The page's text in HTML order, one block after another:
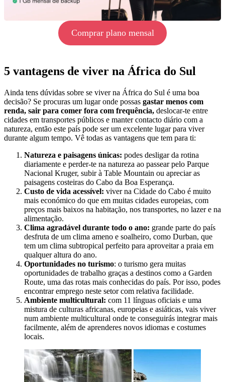
Comprar plano mensal
5 vantagens de viver na África do Sul
Ainda tens dúvidas sobre se viver na África do Sul é uma boa
decisão? Se procuras um lugar onde possas gastar menos com
renda, sair para comer fora com frequência, deslocar-te entre
cidades em transportes públicos e manter contacto diário com a
natureza, então este país pode ser um excelente lugar para viver
durante algum tempo. Vê todas as vantagens que tem para ti:
Natureza e paisagens únicas: podes desligar da rotina
diariamente e perder-te na natureza ao passear pelo Parque
Nacional Kruger, subir à Table Mountain ou apreciar as
paisagens costeiras do Cabo da Boa Esperança.
Custo de vida acessível: viver na Cidade do Cabo é muito
mais económico do que em muitas cidades europeias, com
preços mais baixos na habitação, nos transportes, no lazer e na
alimentação.
Clima agradável durante todo o ano: grande parte do país
desfruta de um clima ameno e soalheiro, como Durban, que
tem um clima subtropical perfeito para aproveitar a praia em
qualquer altura do ano.
Oportunidades no turismo: o turismo gera muitas
oportunidades de trabalho graças a destinos como a Garden
Route, uma das rotas mais conhecidas do país. Por isso, podes
encontrar emprego neste setor com relativa facilidade.
Ambiente multicultural: com 11 línguas oficiais e uma
mistura de culturas africanas, europeias e asiáticas, vais viver
num ambiente multicultural onde te conseguirás integrar mais
facilmente, além de aprenderes novos idiomas e costumes
locais.